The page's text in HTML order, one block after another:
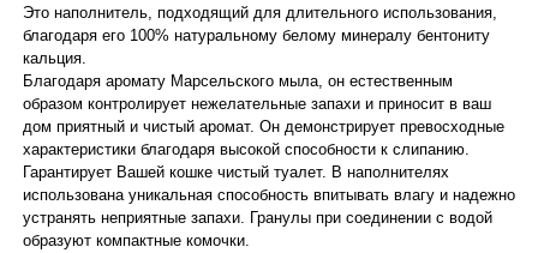
Это наполнитель, подходящий для длительного использования,
благодаря его 100% натуральному белому минералу бентониту
кальция.
Благодаря аромату Марсельского мыла, он естественным
образом контролирует нежелательные запахи и приносит в ваш
дом приятный и чистый аромат. Он демонстрирует превосходные
характеристики благодаря высокой способности к слипанию.
Гарантирует Вашей кошке чистый туалет. В наполнителях
использована уникальная способность впитывать влагу и надежно
устранять неприятные запахи. Гранулы при соединении с водой
образуют компактные комочки.